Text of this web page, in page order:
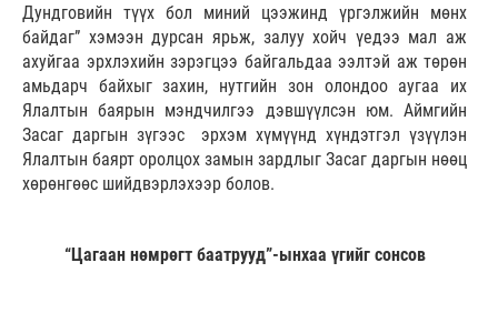
Дундговийн түүх бол миний цээжинд үргэлжийн мөнх
байдаг” хэмээн дурсан ярьж, залуу хойч үедээ мал аж
ахуйгаа эрхлэхийн зэрэгцээ байгальдаа ээлтэй аж төрөн
амьдарч байхыг захин, нутгийн зон олондоо аугаа их
Ялалтын баярын мэндчилгээ дэвшүүлсэн юм. Аймгийн
Засаг даргын зүгээс эрхэм хүмүүнд хүндэтгэл үзүүлэн
Ялалтын баярт оролцох замын зардлыг Засаг даргын нөөц
хөрөнгөөс шийдвэрлэхээр болов.
“Цагаан нөмрөгт баатрууд”-ынхаа үгийг сонсов